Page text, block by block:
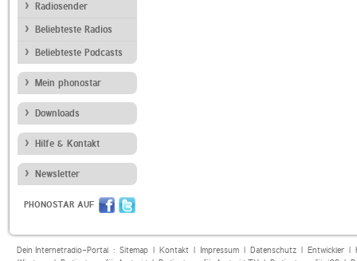
Radiosender
Beliebteste Radios
Beliebteste Podcasts
Mein phonostar
Downloads
Hilfe & Kontakt
Newsletter
PHONOSTAR AUF
Dein Internetradio-Portal : Sitemap| Kontakt| Impressum| Datenschutz| Entwickler|